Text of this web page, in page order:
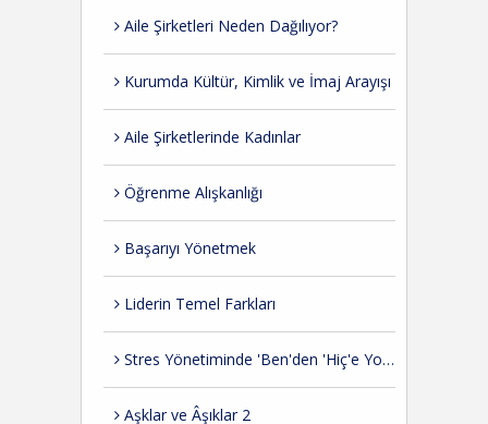
Aile Şirketleri Neden Dağılıyor?
Kurumda Kültür, Kimlik ve İmaj Arayışı
Aile Şirketlerinde Kadınlar
Öğrenme Alışkanlığı
Başarıyı Yönetmek
Liderin Temel Farkları
Stres Yönetiminde 'Ben'den 'Hiç'e Yolculuk
Aşklar ve Âşıklar 2